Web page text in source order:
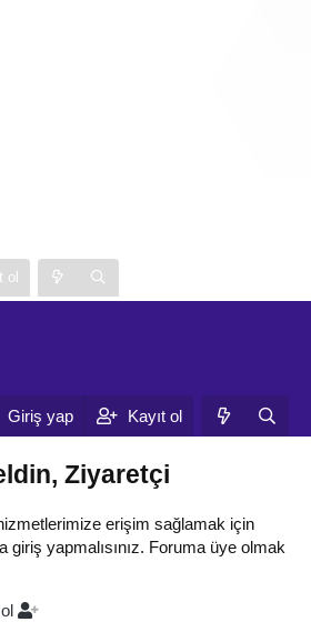
ol
Forumlar
Giriş yap Kayıt ol
Ziyaretçi
erişim sağlamak için
giriş yapmalısınız. Foruma üye olmak